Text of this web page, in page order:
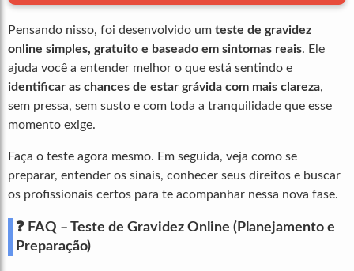
Pensando nisso, foi desenvolvido um teste de gravidez
online simples, gratuito e baseado em sintomas reais. Ele
ajuda você a entender melhor o que está sentindo e
identificar as chances de estar grávida com mais clareza,
sem pressa, sem susto e com toda a tranquilidade que esse
momento exige.
Faça o teste agora mesmo. Em seguida, veja como se
preparar, entender os sinais, conhecer seus direitos e buscar
os profissionais certos para te acompanhar nessa nova fase.
❓ FAQ – Teste de Gravidez Online (Planejamento e
Preparação)